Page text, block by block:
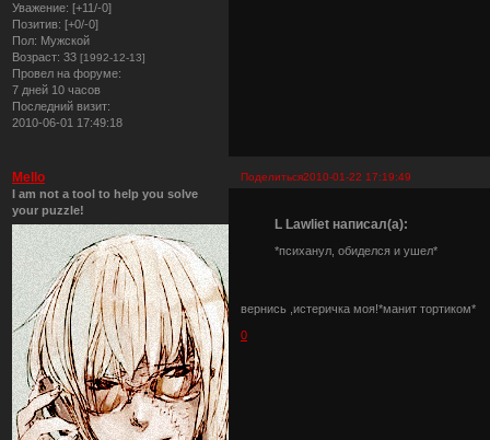
Уважение: [+11/-0]
Позитив: [+0/-0]
Пол: Мужской
Возраст: 33 [1992-12-13]
Провел на форуме:
7 дней 10 часов
Последний визит:
2010-06-01 17:49:18
Поделиться2010-01-22 17:19:49
Mello
I am not a tool to help you solve
your puzzle!
L Lawliet написал(а):
*психанул, обиделся и ушел*
вернись ,истеричка моя!*манит тортиком*
0